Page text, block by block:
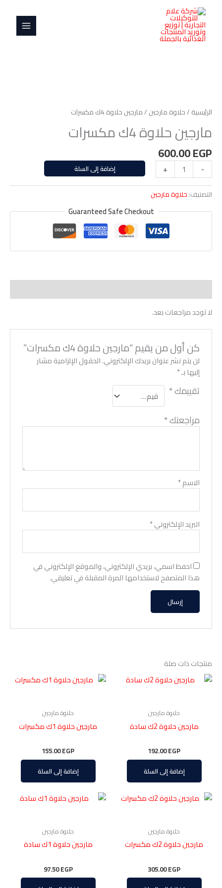
المحتوى
MENU
الرئيسية /حلاوة مارجين / مارجين حلاوة 4ك مكسرات
مارجين حلاوة 4ك مكسرات
600.00EGP
-
حلاوة
4ك
مكسرات
+ إضافة إلى السلة
التصنيف: حلاوة مارجين
Guaranteed Safe Checkout
لا توجد مراجعات بعد.
كن أول من يقيم “مارجين حلاوة 4ك مكسرات”
لن يتم نشر عنوان بريدك الإلكتروني.الحقول الإلزامية مشار
إليها بـ*
تقييمك*
مراجعتك*
الاسم*
البريد الإلكتروني*
احفظ اسمي، بريدي الإلكتروني، والموقع الإلكتروني في
هذا المتصفح لاستخدامها المرة المقبلة في تعليقي.
منتجات ذات صلة
حلاوة مارجين
مارجين حلاوة 2ك سادة
192.00EGP
إضافة إلى السلة
حلاوة مارجين
مارجين حلاوة 1ك مكسرات
155.00EGP
إضافة إلى السلة
حلاوة مارجين
مارجين حلاوة 2ك مكسرات
305.00EGP
حلاوة مارجين
مارجين حلاوة 1ك سادة
97.50EGP
4ك
مكسرات